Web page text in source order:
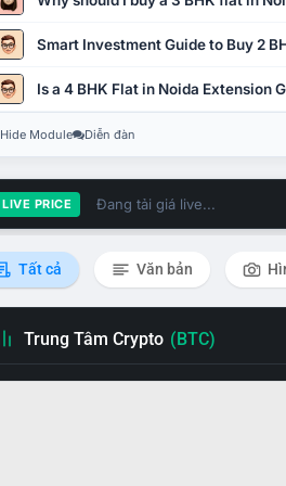
Smart Investment Guide to Buy 2
Is a 4 BHK Flat in Noida Extension
Hide Module Diễn đàn
LIVE PRICE Đang tải giá live...
Tất cả Văn bản
Trung Tâm Crypto (BTC)